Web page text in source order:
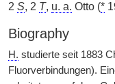
2 S, 2 T, u. a. Otto (*
Biography
H. studierte seit 1883
Fluorverbindungen).